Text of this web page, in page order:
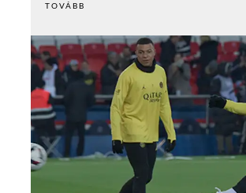
TOVÁBB